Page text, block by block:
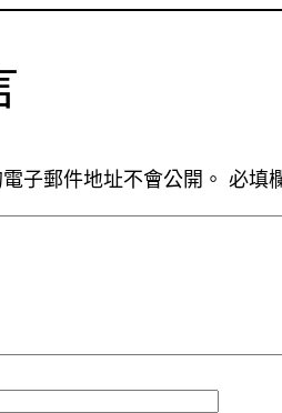
子郵件地址不會公開。 必填